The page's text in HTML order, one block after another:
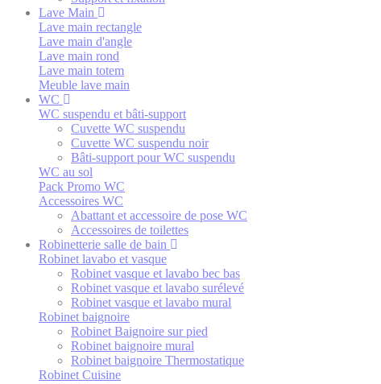
Lave Main
Lave main rectangle
Lave main d'angle
Lave main rond
Lave main totem
Meuble lave main
WC
WC suspendu et bâti-support
Cuvette WC suspendu
Cuvette WC suspendu noir
Bâti-support pour WC suspendu
WC au sol
Pack Promo WC
Accessoires WC
Abattant et accessoire de pose WC
Accessoires de toilettes
Robinetterie salle de bain
Robinet lavabo et vasque
Robinet vasque et lavabo bec bas
Robinet vasque et lavabo surélevé
Robinet vasque et lavabo mural
Robinet baignoire
Robinet Baignoire sur pied
Robinet baignoire mural
Robinet baignoire Thermostatique
Robinet Cuisine